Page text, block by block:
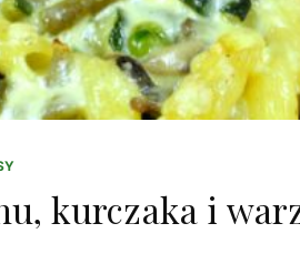
kurczaka i